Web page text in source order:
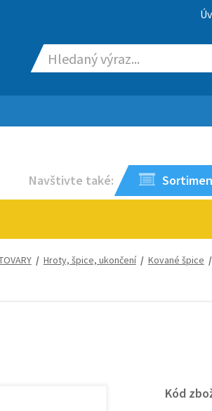
Navštivte také:
/ Hroty, špice, ukončení/ Kované špice /
Kód